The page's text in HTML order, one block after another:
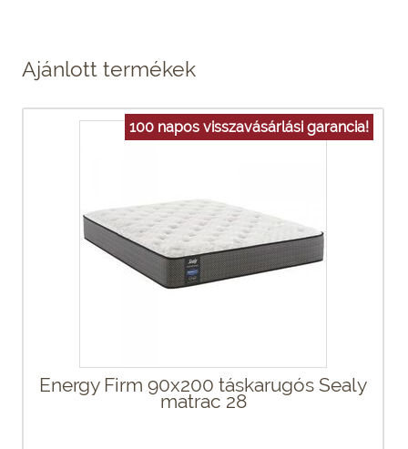
Ajánlott termékek
100 napos visszavásárlási garancia!
Energy Firm 90x200 táskarugós Sealy
matrac 28